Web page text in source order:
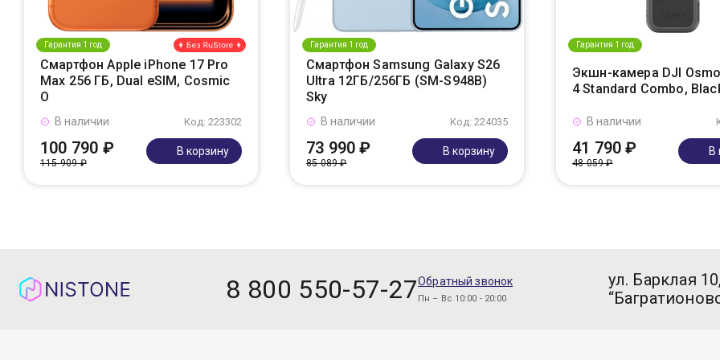
Гарантия 1 год
Смартфон Apple iPhone 17 Pro
Max 256 ГБ, Dual eSIM, Cosmic
O
Код: 223302
В наличии
100 790 ₽
115 909 ₽
В корзину
Гарантия 1 год
Смартфон Samsung Galaxy S26
Ultra 12ГБ/256ГБ (SM-S948B)
Sky
Код: 224035
В наличии
73 990 ₽
85 089 ₽
В корзину
Гарантия 1 год
Экшн-камера DJI
4 Standard Combo,
В наличии
41 790 ₽
48 059 ₽
В
8 800 550-57-27Обратный звонок
Пн – Вс 10:00 - 20:00
ул. Барклая